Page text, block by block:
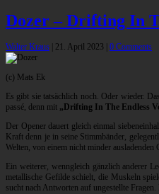
Dozer – Drifting In
Walter Kraus 21. April 2023 0 Comments
(c) Mats Ek
Es gibt sie tatsächlich noch. Oder wieder.
passé, denn mit „Drifting In The Endless
Der Opener dauert gleich einmal
Kraft denn je in seine Stimmbänder,
Welten, von einem nicht minder
Ein weiterer, wenngleich gänzlich anderer
metallische Gefilde schielt, die Muskeln
sucht nach Antworten auf ungestellte